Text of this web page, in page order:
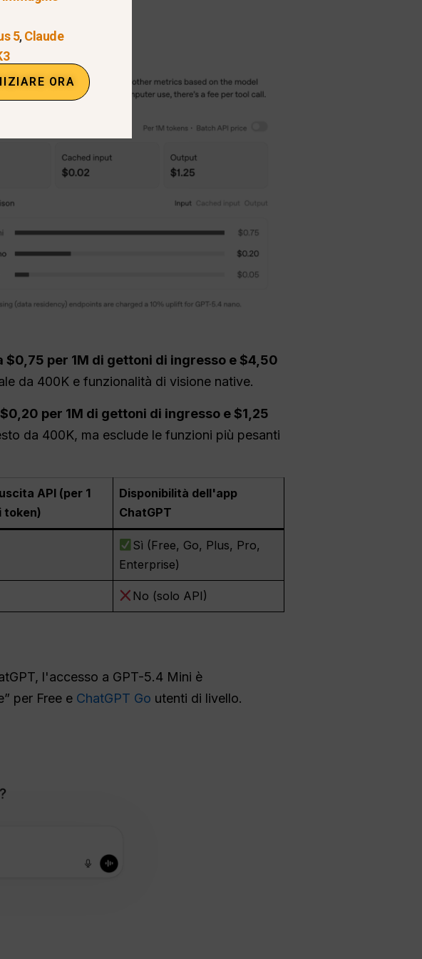
$0,75 per 1M di gettoni di ingresso e $4,50
da 400K e funzionalità di visione native.
per 1M di gettoni di ingresso e $1,25
da 400K, ma esclude le funzioni più pesanti
API (per 1
token)
Disponibilità dell'app
ChatGPT
Sì (Free, Go, Plus, Pro,
Enterprise)
No (solo API)
l'accesso a GPT-5.4 Mini è
per Free e ChatGPT Go utenti di livello.
5,Claude
ORA